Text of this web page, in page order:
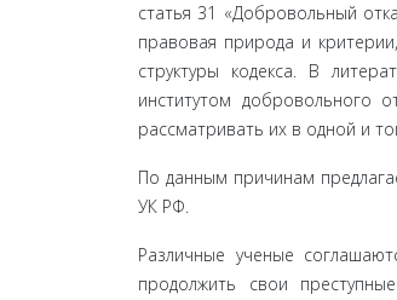
статья 31 «Добровольный
правовая природа и
структуры кодекса. В
институтом добровольного
рассматривать их в одной и
По данным причинам
УК РФ.
Различные ученые
продолжить свои